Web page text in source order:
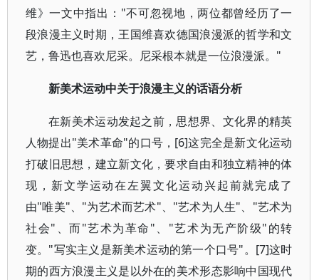
维》一文中指出："不可忽视地，两位都曾经历了一
段浪漫主义时期，王国维喜欢德国浪漫派的哲学和文
艺，鲁迅也喜欢尼采。尼采根本就是一位浪漫派。"
新美术运动中关于浪漫主义的话语分析
在新美术运动发起之前，思想界、文化界的精英
人物提出"美术革命"的口号，[6]这完全是新文化运动
打破旧思想，建立新文化，要求自由和独立精神的体
现，新文学运动在左翼文化运动兴起前就完成了
由"唯美"、"为艺术而艺术"、"艺术为人生"、"艺术为
社会"、而"艺术为革命"、"艺术为无产阶级"的转
变。"写实主义是新美术运动的第一个口号"。[7]这时
期的西方浪漫主义是以外在的美术形态影响中国现代